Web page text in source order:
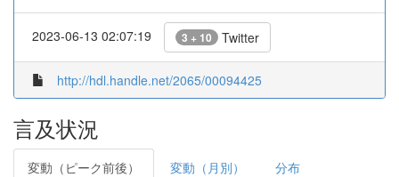
2023-06-13 02:07:19 3 + 10 Twitter
http://hdl.handle.net/2065/00094425
言及状況
変動（ピーク前後） 変動（月別） 分布